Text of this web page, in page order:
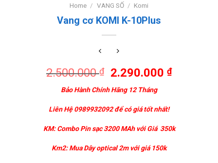
Home / VANG SỐ / Komi
Vang cơ KOMI K-10Plus
2.500.000₫ 2.290.000₫
Bảo Hành Chính Hãng 12 Tháng
Liên Hệ 0989932092 để có giá tốt nhất!
KM: Combo Pin sạc 3200 MAh với Giá 350k
Km2: Mua Dây optical 2m với giá 150k